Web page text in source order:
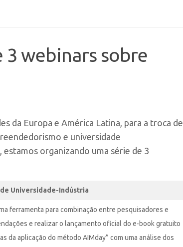
3 webinars sobre
da Europa e América Latina, para a troca de
e universidade
organizando uma série de 3
Universidade-Indústria
ferramenta para combinação entre pesquisadores e
e realizar o lançamento oficial do e-book gratuito
da aplicação do método AIMday” com uma análise dos